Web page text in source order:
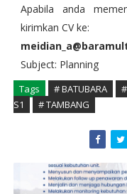
Apabila anda
kirimkan CV ke:
Subject: Planning
Tags # BATUBARA
S1
# TAMBANG